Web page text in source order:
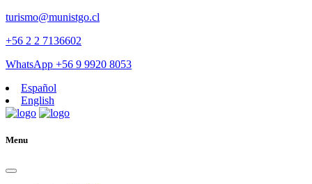
turismo@munistgo.cl
+56 2 2 7136602
WhatsApp +56 9 9920 8053
Español
English
Menu